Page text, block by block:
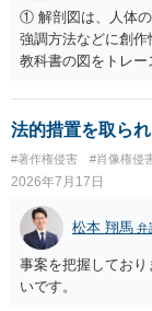
等は別として、一般
材を希望に沿って配
いと考えられます。
ても、その権利は
実績として掲載す
とも、契約書がなく
の同意があれば別で
り、公開中のサイト
は限りません。 人
様、掲載目的、態
す。営業目的であり
める方向の事情と
りません。 まず、
を確認したうえで
① 解剖図は、人体の
強調方法などに創作
教科書の図をトレ
も、SNSへの公開
けでは、適法な引
れ、必要な範囲に限
材として図そのも
でしょう。 文章に
とは限りません。医
成でまとめる必要が
図をトレース・模写
に、自分で構図や
法的措置を取ら
#著作権侵害 #肖像権侵
2026年7月17日
松本 翔馬 弁
事案を把握してお
いです。